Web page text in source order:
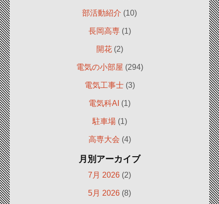
部活動紹介 (10)
長岡高専(1)
開花(2)
電気の小部屋 (294)
電気工事士(3)
電気科AI (1)
駐車場(1)
高専大会 (4)
月別アーカイブ
7月 2026 (2)
5月 2026 (8)